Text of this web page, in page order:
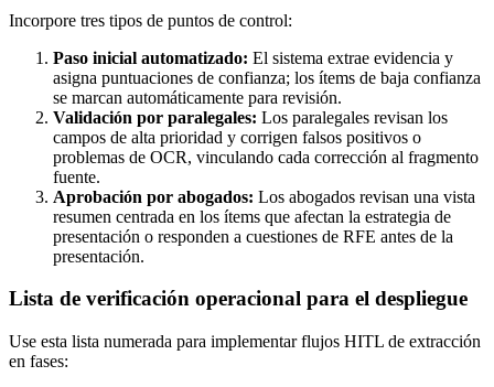
Incorpore tres tipos de puntos de control:
Paso inicial automatizado: El sistema extrae evidencia y
asigna puntuaciones de confianza; los ítems de baja confianza
se marcan automáticamente para revisión.
Validación por paralegales: Los paralegales revisan los
campos de alta prioridad y corrigen falsos positivos o
problemas de OCR, vinculando cada corrección al fragmento
fuente.
Aprobación por abogados: Los abogados revisan una vista
resumen centrada en los ítems que afectan la estrategia de
presentación o responden a cuestiones de RFE antes de la
presentación.
Lista de verificación operacional para el despliegue
Use esta lista numerada para implementar flujos HITL de extracción
en fases: